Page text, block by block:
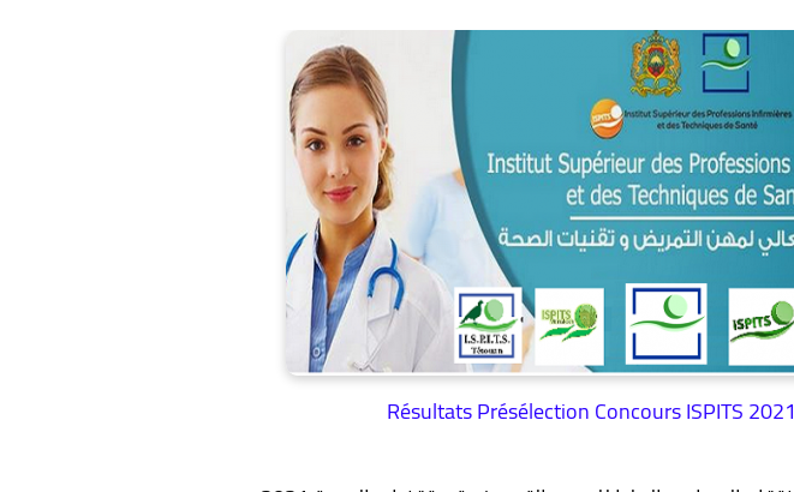
Résultats Présélection Concours ISPITS 2021